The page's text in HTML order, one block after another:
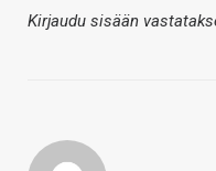
Kirjaudu sisään